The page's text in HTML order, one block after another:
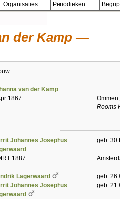
Organisaties Periodieken
der Kamp
van der Kamp
1867
Rooms
Johannes Josephus
geb. 30
1887
Lagerwaard
geb. 26
Johannes Josephus
geb. 21